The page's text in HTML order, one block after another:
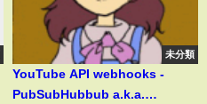
未分類
YouTube API webhooks -
PubSubHubbub a.k.a.